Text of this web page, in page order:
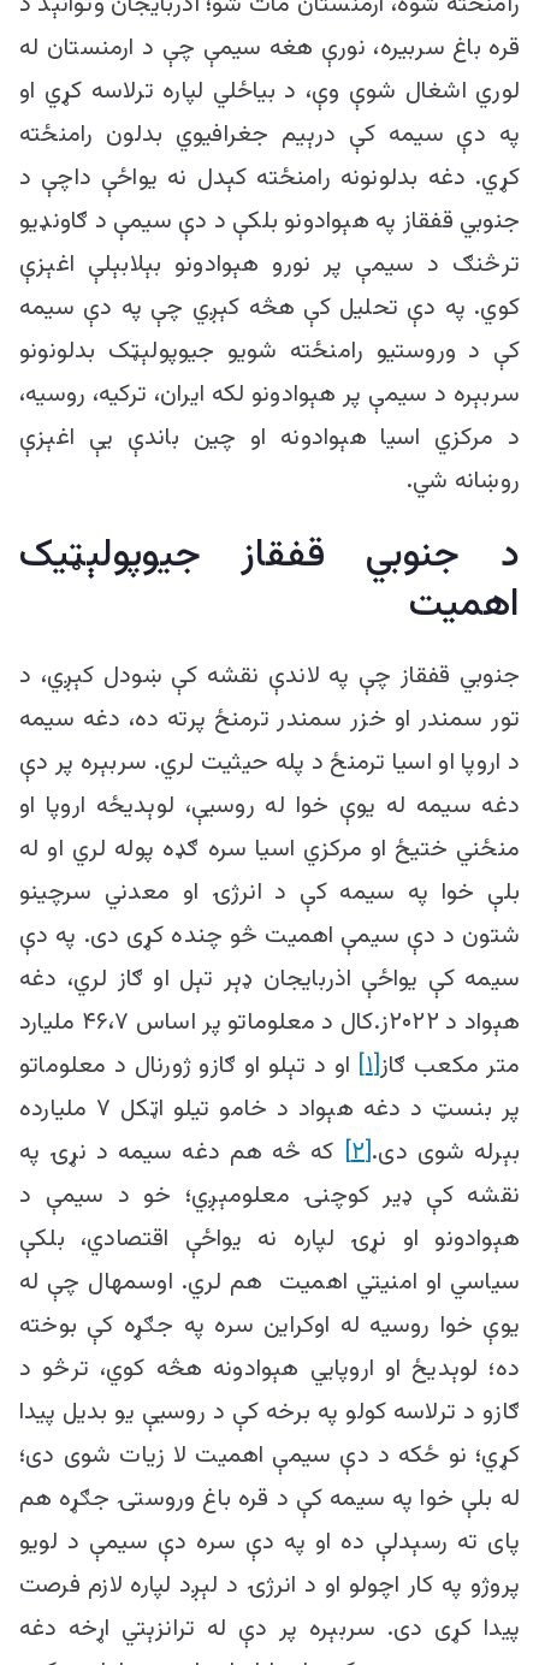
قره باغ سربیره، نورې هغه سیمې چې د ارمنستان له
لوري اشغال شوې وې، د بیاځلي لپاره ترلاسه کړي او
په دې سیمه کې درېیم جغرافیوي بدلون رامنځته
کړي. دغه بدلونونه رامنځته کېدل نه یواځې داچې د
جنوبي قفقاز په هېوادونو بلکې د دې سیمې د ګاونډیو
ترڅنګ د سیمې پر نورو هېوادونو بېلابېلې اغېزې
کوي. په دې تحلیل کې هڅه کېږي چې په دې سیمه
کې د وروستیو رامنځته شویو جیوپولېټک بدلونونو
سربېره د سیمې پر هېوادونو لکه ایران، ترکیه، روسیه،
د مرکزي اسیا هېوادونه او چین باندې یې اغېزې
روښانه شي.
د جنوبي قفقاز جیوپولېټیک
اهمیت
جنوبي قفقاز چې په لاندې نقشه کې ښودل کېږي، د
تور سمندر او خزر سمندر ترمنځ پرته ده، دغه سیمه
د اروپا او اسیا ترمنځ د پله حیثیت لري. سربېره پر دې
دغه سیمه له یوې خوا له روسیې، لوېدیځه اروپا او
منځني ختیځ او مرکزي اسیا سره ګډه پوله لري او له
بلې خوا په سیمه کې د انرژۍ او معدني سرچینو
شتون د دې سیمې اهمیت څو چنده کړی دی. په دې
سیمه کې یواځې اذربایجان ډېر تېل او ګاز لري، دغه
هېواد د ۲۰۲۲ز.کال د معلوماتو پر اساس ۴۶،۷ ملیارد
متر مکعب ګاز[۱]
او د تېلو او ګازو ژورنال د معلوماتو
پر بنسټ د دغه هېواد د خامو تیلو اټکل ۷ ملیارده
بېرله شوی دی.[۲]
که څه هم دغه سیمه د نړۍ په
نقشه کې ډیر کوچنۍ معلومېږي؛ خو د سیمې د
هېوادونو او نړۍ لپاره نه یواځې اقتصادي، بلکې
سیاسي او امنیتي اهمیت هم لري. اوسمهال چې له
یوې خوا روسیه له اوکراین سره په جګړه کې بوخته
ده؛ لوېدیځ او اروپایي هېوادونه هڅه کوي، ترڅو د
ګازو د ترلاسه کولو په برخه کې د روسیې یو بدیل پیدا
کړي؛ نو ځکه د دې سیمې اهمیت لا زیات شوی دی؛
له بلې خوا په سیمه کې د قره باغ وروستۍ جګړه هم
پای ته رسېدلې ده او په دې سره دې سیمې د لویو
پروژو په کار اچولو او د انرژۍ د لېږد لپاره لازم فرصت
پیدا کړی دی. سربېره پر دې له ترانزېتي اړخه دغه